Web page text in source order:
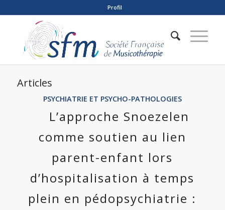
Profil
Articles
PSYCHIATRIE ET PSYCHO-PATHOLOGIES
L’approche Snoezelen
comme soutien au lien
parent-enfant lors
d’hospitalisation à temps
plein en pédopsychiatrie :